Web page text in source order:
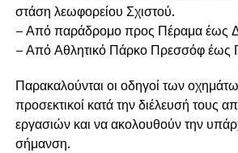
στάση λεωφορείου Σχιστού.
–Από παράδρομο προς Πέραμα έως
–Από Αθλητικό Πάρκο Πρεσσόφ έως
Παρακαλούνται οι οδηγοί των οχημάτων
προσεκτικοί κατά την διέλευσή τους
εργασιών και να ακολουθούν την
σήμανση.